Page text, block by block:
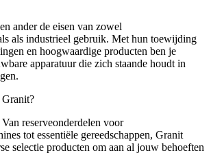
ander de eisen van zowel
als industrieel gebruik. Met hun toewijding
en hoogwaardige producten ben je
apparatuur die zich staande houdt in
Van reserveonderdelen voor
tot essentiële gereedschappen, Granit
selectie producten om aan al jouw behoeften